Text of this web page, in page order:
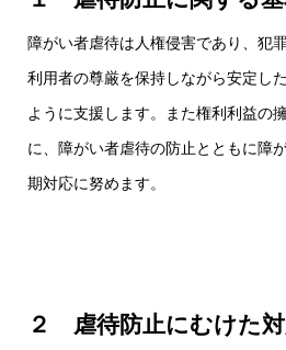
障がい者虐待は人権侵害であり、犯
利用者の尊厳を保持しながら安定し
ように支援します。また権利利益の
に、障がい者虐待の防止とともに障
期対応に努めます。
２ 虐待防止にむけた